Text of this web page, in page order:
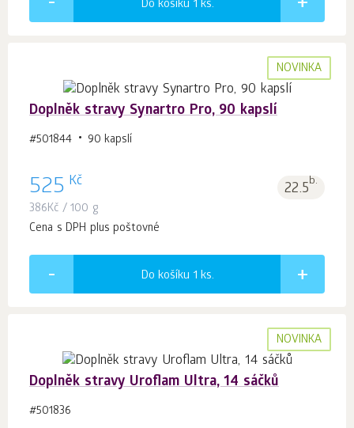
Do košíku 1 ks.
NOVINKA
Doplněk stravy Synartro Pro, 90 kapslí
#501844 90 kapslí
525 Kč 22.5b.
386Kč / 100 g
Cena s DPH plus poštovné
Do košíku 1 ks.
NOVINKA
Doplněk stravy Uroflam Ultra, 14 sáčků
#501836